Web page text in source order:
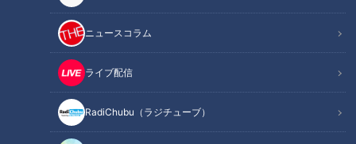
ニュースコラム
ライブ配信
RadiChubu（ラジチューブ）
記事に戻る
この記事を見たあなたへのおすすめ